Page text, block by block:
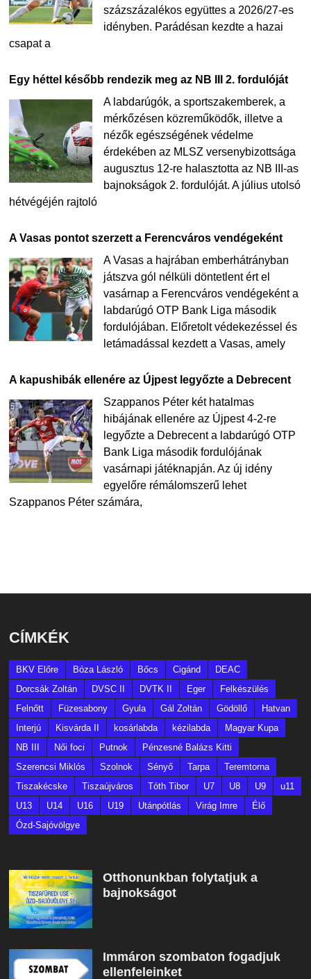
százszázalékos együttes a 2026/27-es
idényben. Parádésan kezdte a hazai
csapat a
Egy héttel később rendezik meg az NB III 2. fordulóját
A labdarúgók, a sportszakemberek, a
mérkőzésen közreműködők, illetve a
nézők egészségének védelme
érdekében az MLSZ versenybizottsága
augusztus 12-re halasztotta az NB III-as
bajnokságok 2. fordulóját. A július utolsó
hétvégéjén rajtoló
A Vasas pontot szerzett a Ferencváros vendégeként
A Vasas a hajrában emberhátrányban
játszva gól nélküli döntetlent ért el
vasárnap a Ferencváros vendégeként a
labdarúgó OTP Bank Liga második
fordulójában. Előretolt védekezéssel és
letámadással kezdett a Vasas, amely
A kapushibák ellenére az Újpest legyőzte a Debrecent
Szappanos Péter két hatalmas
hibájának ellenére az Újpest 4-2-re
legyőzte a Debrecent a labdarúgó OTP
Bank Liga második fordulójának
vasárnapi játéknapján. Az új idény
egyelőre rémálomszerű lehet
Szappanos Péter számára,
CÍMKÉK
BKV Előre Bóza László Bőcs Cigánd
DEAC
Dorcsák Zoltán
DVSC II DVTK II Eger
Felkészülés
Felnőtt
Füzesabony Gyula Gál Zoltán Gödöllő
Hatvan
Interjú
Kisvárda II kosárlabda kézilabda
Magyar Kupa
NB III
Női foci Putnok
Pénzesné Balázs Kitti
Szerencsi Miklós
Szolnok Sényő Tarpa
Teremtorna
Tiszakécske
Tiszaújváros Tóth Tibor U7 U8 U9
u11
U13
U14 U16 U19 Utánpótlás Virág Imre
Élő
Ózd-Sajóvölgye
Otthonunkban folytatjuk a
bajnokságot
Immáron szombaton fogadjuk
ellenfeleinket